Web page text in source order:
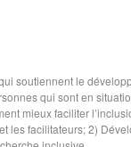
soutiennent le
qui sont en
mieux faciliter
les facilitateurs; 2)